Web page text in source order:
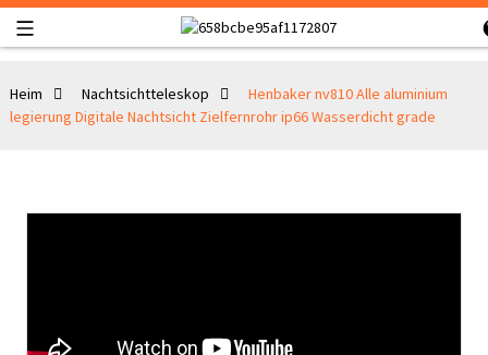
Heim Nachtsichtteleskop
Henbaker nv810 Alle aluminium
legierung Digitale Nachtsicht Zielfernrohr ip66 Wasserdicht grade